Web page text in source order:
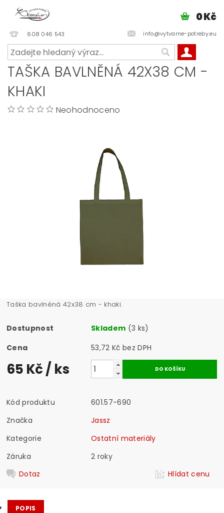
608 046 543 info@vytvarne-potreby.eu
0 Kč
TAŠKA BAVLNĚNÁ 42X38 CM -
KHAKI
Neohodnoceno
Taška bavlněná 42x38 cm - khaki.
Dostupnost Skladem (3 ks)
Cena
53,72 Kč bez DPH
65 Kč/ ks
Kód produktu
601.57-690
Značka
Jassz
Kategorie
Ostatní materiály
Záruka
2 roky
Dotaz
Hlídat cenu
POPIS